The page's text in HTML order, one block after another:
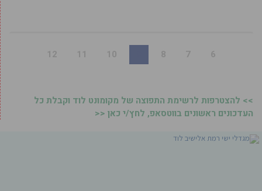
6
7
8
10
11
12
>> להצטרפות לרשימת התפוצה של מקומונט לוד וקבלת כל
העדכונים ראשונים בווטסאפ, לחץ/י כאן <<